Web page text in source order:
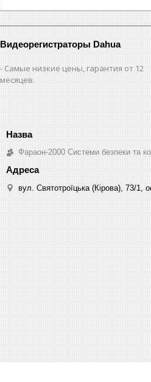
Видеорегистраторы Dahua
Самые низкие цены, гарантия от 12
месяцев.
Фараон-2000 Системи безпеки та
вул. Святотроїцька (Кірова), 73/1,